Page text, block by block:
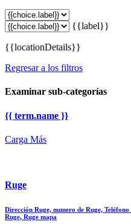
{{label}}
{{locationDetails}}
Regresar a los filtros
Examinar sub-categorías
{{ term.name }}
Carga Más
Ruge
Dirección Ruge, numero de Ruge,
Ruge, Ruge mapa